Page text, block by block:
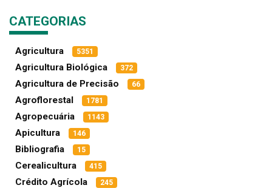
CATEGORIAS
Agricultura 5351
Agricultura Biológica 372
Agricultura de Precisão 66
Agroflorestal 1781
Agropecuária 1143
Apicultura 146
Bibliografia 15
Cerealicultura 415
Crédito Agrícola 245